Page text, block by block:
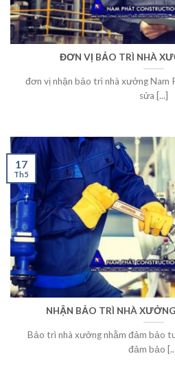
ĐƠN VỊ BẢO TRÌ NHÀ
đơn vị nhận bảo trì nhà xưởng Nam
sửa [...]
NHẬN BẢO TRÌ NHÀ
Bảo trì nhà xưởng nhằm đảm bảo
đảm bảo
17
Th5